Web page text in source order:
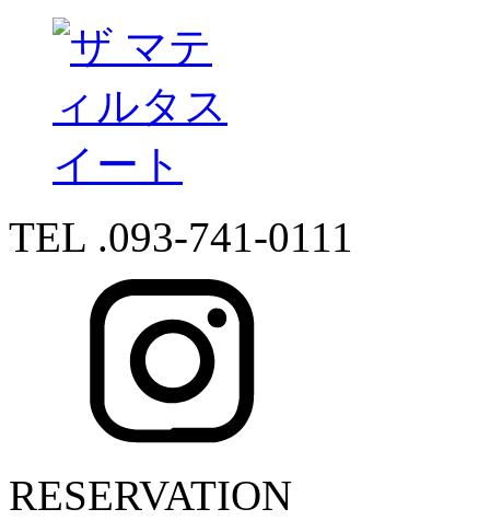
TEL .093-741-0111
RESERVATION